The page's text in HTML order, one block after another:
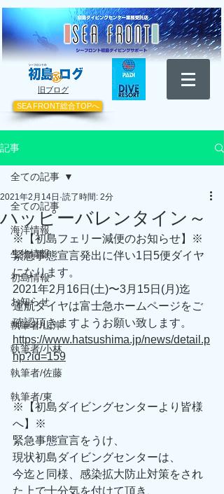
​旧ブログ
SEA FRONT総合TOPへ
記事
全ての記事
海洋情報
生物情報
初島情報
お知らせ
執筆者/山岸
執筆者/小林
執筆者/佐藤
執筆者/東
全ての記事
ハッピーバレンタイン～
2021年2月14日 読了時間: 2分
※【初島フェリー減便のお知らせ】※
緊急事態宣言発出に伴い1日5便ダイヤ
になります。
2021年2月16日(土)〜3月15日(月)迄
運航ダイヤは富士急ホームページをご
確認頂きますようお願い致します。
https://www.hatsushima.jp/news/detail.p
hp?id=159
※【初島ダイビングセンターより皆様
へ】※
緊急事態宣言をうけ、
現状初島ダイビングセンターは、
今迄と同様、感染拡大防止対策をされ
た上で十分気を付けて頂き、